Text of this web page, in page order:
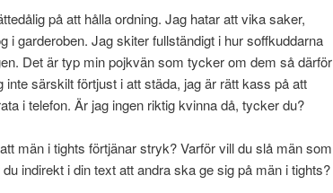
på att hålla ordning. Jag hatar att vika saker,
i garderoben. Jag skiter fullständigt i hur soffkuddarna
Det är typ min pojkvän som tycker om dem så därför
särskilt förtjust i att städa, jag är rätt kass på att
i telefon. Är jag ingen riktig kvinna då, tycker du?
män i tights förtjänar stryk? Varför vill du slå män som
indirekt i din text att andra ska ge sig på män i tights?